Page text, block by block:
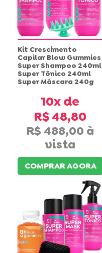
Kit Crescimento
Capilar Blow Gummies
Super Shampoo 240ml
Super Tônico 240ml
Super Máscara 240g
R$ 488,00
10x
R$ 48,80
COMPRAR AGORA